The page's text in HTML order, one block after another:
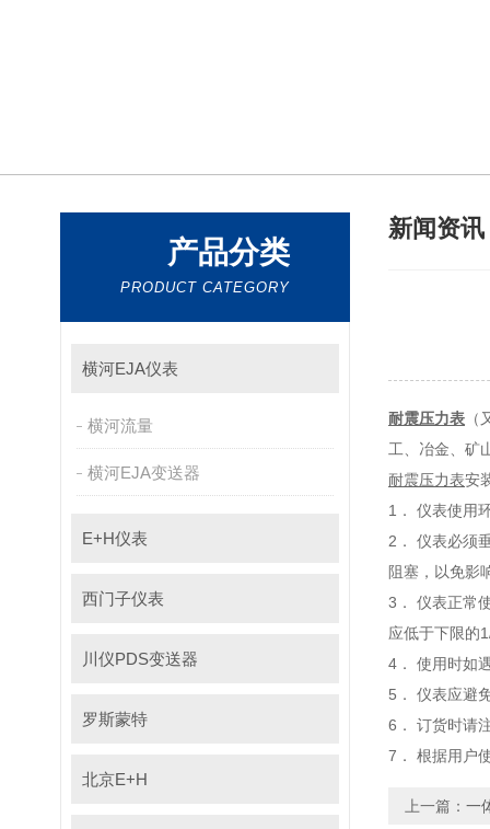
产品分类
PRODUCT CATEGORY
横河EJA仪表
横河流量
横河EJA变送器
E+H仪表
西门子仪表
川仪PDS变送器
罗斯蒙特
北京E+H
新闻资讯
耐震压力表 （
工、冶金
耐震压力表安
1． 仪表使用
2． 仪表必须垂
阻塞，以免
3． 仪表正常使
应低于下限的1/
4． 使用时如遇
5． 仪表应避免震
6． 订货时请注
7． 根据用户使
上一篇： 一